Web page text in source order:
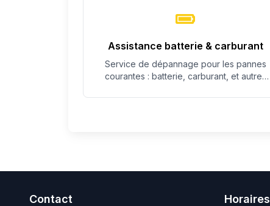
Assistance batterie & carburant
Service de dépannage pour les pannes
courantes : batterie, carburant, et autres
Contact Horaires